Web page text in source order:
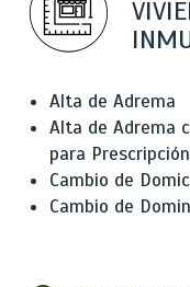
Alta de Adrema
Alta de Adrema
para
Cambio de
Cambio de